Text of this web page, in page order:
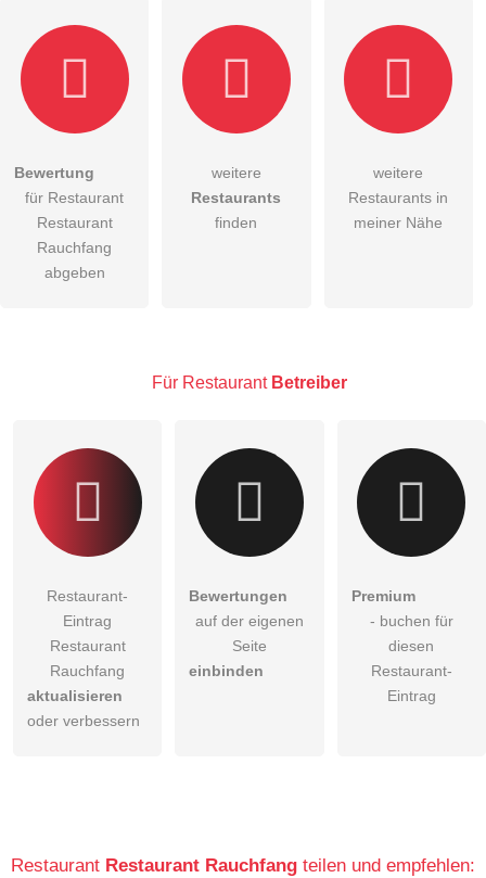
Die Datenschutzerklärunghabe ich zur Kenntnis genommen.
öffentliche Frage stellen
Restaurant-Eintrag zu stellen.
Bewertung
für Restaurant
Restaurant
Rauchfang
abgeben
weitere
Restaurants
finden
weitere
Restaurants in
meiner Nähe
Für Restaurant Betreiber
Restaurant-
Eintrag
Restaurant
Rauchfang
aktualisieren
oder verbessern
Bewertungen
auf der eigenen
Seite
einbinden
Premium
- buchen für
diesen
Restaurant-
Eintrag
Restaurant Restaurant Rauchfang teilen und empfehlen: